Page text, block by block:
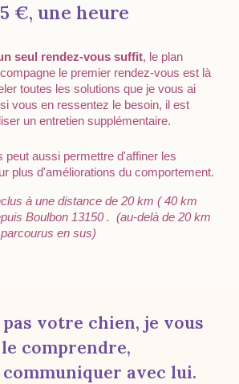
€, une heure
seul rendez-vous suffit, le plan
le premier rendez-vous est là
toutes les solutions que je vous ai
vous en ressentez le besoin, il est
un entretien supplémentaire.
peut aussi permettre d'affiner les
plus d'améliorations du comportement.
à une distance de 20 km ( 40 km
Boulbon 13150 . (au-delà de 20 km
en sus)
pas votre chien, je vous
comprendre,
communiquer avec lui.